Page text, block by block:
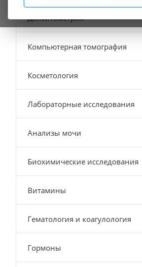
Денситометрия
Компьютерная томография
Косметология
Лабораторные исследования
Анализы мочи
Биохимические исследования
Витамины
Гематология и коагулология
Гормоны